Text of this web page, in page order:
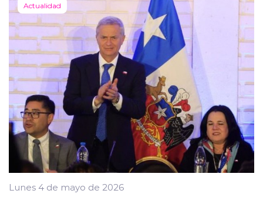
Actualidad
Lunes 4 de mayo de 2026